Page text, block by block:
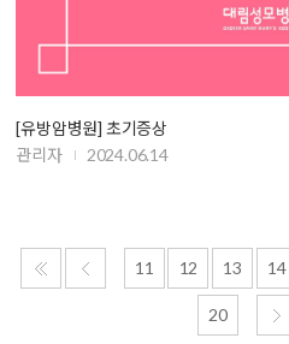
[유방암병원] 초기증상
관리자
2024.06.14
11 12 13 14
20